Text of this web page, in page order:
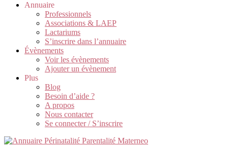
Annuaire
Professionnels
Associations & LAEP
Lactariums
S’inscrire dans l’annuaire
Évènements
Voir les évènements
Ajouter un évènement
Plus
Blog
Besoin d’aide ?
A propos
Nous contacter
Se connecter / S’inscrire